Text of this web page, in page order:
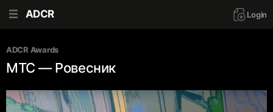
ADCR Login
ADCR Awards
МТС — Ровесник